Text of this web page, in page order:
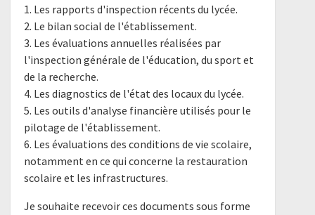
1. Les rapports d'inspection récents du lycée.
2. Le bilan social de l'établissement.
3. Les évaluations annuelles réalisées par
l'inspection générale de l'éducation, du sport et
de la recherche.
4. Les diagnostics de l'état des locaux du lycée.
5. Les outils d'analyse financière utilisés pour le
pilotage de l'établissement.
6. Les évaluations des conditions de vie scolaire,
notamment en ce qui concerne la restauration
scolaire et les infrastructures.
Je souhaite recevoir ces documents sous forme